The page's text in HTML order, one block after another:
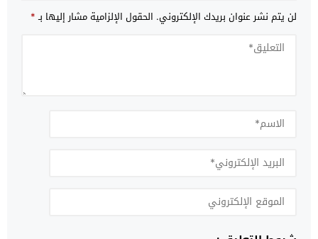
لن يتم نشر عنوان بريدك الإلكتروني. الحقول الإلزامية مشار إليها بـ*